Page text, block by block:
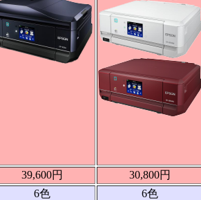
39,600円 30,800円
6色 6色